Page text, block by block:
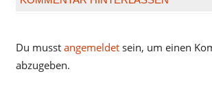
Du musst angemeldetsein, um einen
abzugeben.